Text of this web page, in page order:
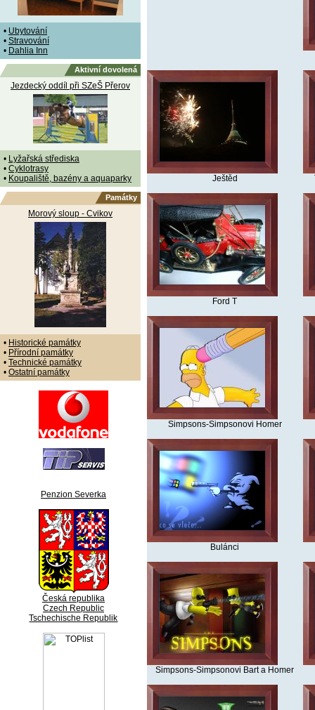
• Ubytování
• Stravování
• Dahlia Inn
Aktivní dovolená
Jezdecký oddíl při SZeŠ Přerov
• Lyžařská střediska
• Cyklotrasy
• Koupaliště, bazény a aquaparky
Památky
Morový sloup - Cvikov
• Historické památky
• Přírodní památky
• Technické památky
• Ostatní památky
Penzion Severka
Česká republika
Czech Republic
Tschechische Republik
Ještěd
Ford T
Simpsons-Simpsonovi Homer
Bulánci
Simpsons-Simpsonovi Bart a Homer